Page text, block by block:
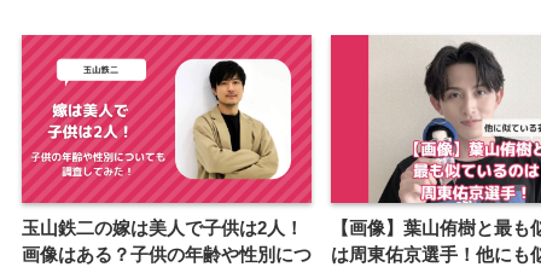
玉山鉄二の嫁は美人で子供は2人！
画像はある？子供の年齢や性別につ
【画像】葉山侑樹と最も
は周東佑京選手！他にも